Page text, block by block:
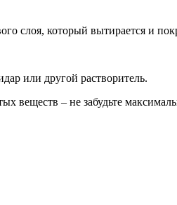
слоя, который вытирается и
или другой растворитель.
– не забудьте